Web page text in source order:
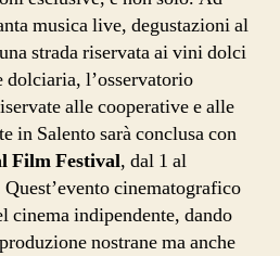
musica live, degustazioni al
strada riservata ai vini dolci
dolciaria, l’osservatorio
alle cooperative e alle
in Salento sarà conclusa con
Film Festival, dal 1 al
Quest’evento cinematografico
cinema indipendente, dando
nostrane ma anche